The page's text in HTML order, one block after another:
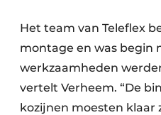
Het team van Teleflex
montage en was begin
werkzaamheden
vertelt Verheem. “De
kozijnen moesten klaar